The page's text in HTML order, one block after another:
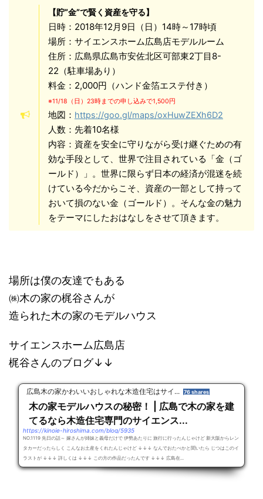
【貯”金”で賢く資産を守る】
日時：2018年12月9日（日）14時～17時頃
場所：サイエンスホーム広島店モデルルーム
住所：広島県広島市安佐北区可部東2丁目8-
22（駐車場あり）
料金：2,000円（ハンド金箔エステ付き）
※11/18（日）23時までの申し込みで1,500円
地図： https://goo.gl/maps/oxHuwZEXh6D2
人数：先着10名様
内容：資産を安全に守りながら受け継ぐための有
効な手段として、世界で注目されている「金（ゴ
ールド）」。世界に限らず日本の経済が混迷を続
けている今だからこそ、資産の一部として持って
おいて損のない金（ゴールド）。そんな金の魅力
をテーマにしたおはなしをさせて頂きます。
場所は僕の友達でもある
㈱木の家の梶谷さんが
造られた木の家のモデルハウス
サイエンスホーム広島店
梶谷さんのブログ↓↓
広島木の家かわいいおしゃれな木造住宅はサイ... 76 shares
木の家モデルハウスの秘密！ | 広島で木の家を建
てるなら木造住宅専門のサイエンス...
https://kinoie-hiroshima.com/blog/5935
NO.1119 先日の話～ 嫁さんが姉妹と義母だけで 伊勢あたりに 旅行に行ったんじゃけど 新大阪からレン
タカーだったらしく こんなお土産をくれたんじゃけど ↓↓↓ なんでおたべかと聞いたら じつはこのイ
ラストが ↓↓↓ 詳しくは ↓↓↓ この方の作品だったんです ↓↓↓ 広島在...